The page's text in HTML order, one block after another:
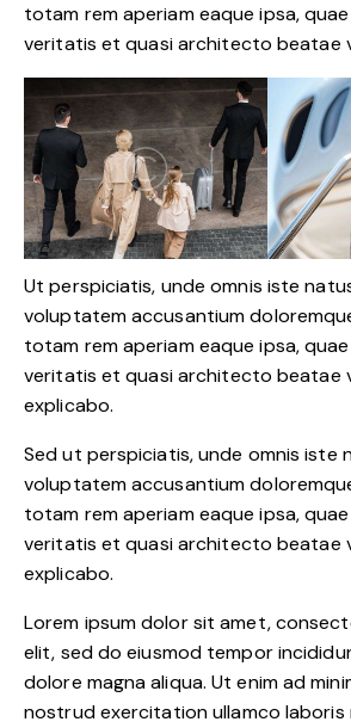
totam rem aperiam eaque ipsa,
veritatis et quasi architecto beatae
Ut perspiciatis, unde omnis iste
voluptatem accusantium
totam rem aperiam eaque ipsa,
veritatis et quasi architecto beatae
explicabo.
Sed ut perspiciatis, unde omnis iste
voluptatem accusantium
totam rem aperiam eaque ipsa,
veritatis et quasi architecto beatae
explicabo.
Lorem ipsum dolor sit amet,
elit, sed do eiusmod tempor
dolore magna aliqua. Ut enim ad
nostrud exercitation ullamco laboris